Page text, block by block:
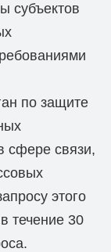
субъектов
по защите
сфере связи,
этого
течение 30